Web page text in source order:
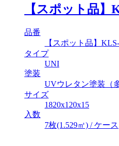
【スポット品】
品番
【スポット品】
タイプ
UNI
塗装
UVウレタン塗装（
サイズ
1820x120x15
入数
7枚(1.529㎡) / ケース